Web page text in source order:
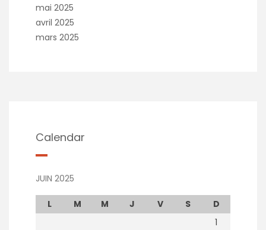
mai 2025
avril 2025
mars 2025
Calendar
JUIN 2025
L M M J V S
D
1